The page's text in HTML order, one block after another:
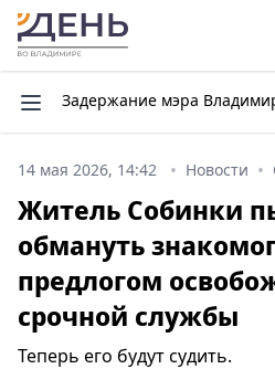
Задержание мэра
14 мая 2026, 14:42 Новости
Житель Собинки
обмануть
предлогом
срочной службы
Теперь его будут судить.